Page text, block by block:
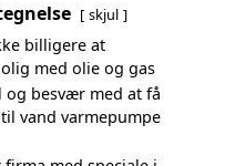
skjul
billigere at
med olie og gas
og besvær med at få
vand varmepumpe